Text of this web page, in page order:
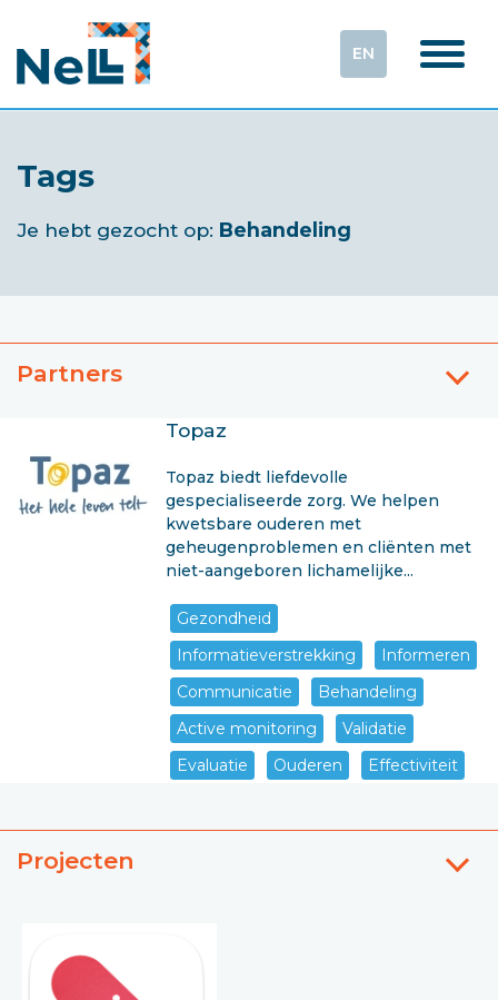
EN
Tags
Je hebt gezocht op: Behandeling
Projecten
Partners
Topaz
Topaz biedt liefdevolle
gespecialiseerde zorg. We helpen
kwetsbare ouderen met
geheugenproblemen en cliënten met
niet-aangeboren lichamelijke...
Gezondheid
Informatieverstrekking
Informeren
Communicatie
Behandeling
Active monitoring
Validatie
Evaluatie
Ouderen Effectiviteit